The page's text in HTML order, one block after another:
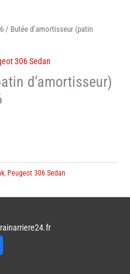
/ Butée d’amortisseur (patin
306 Sedan
d’amortisseur)
, Peugeot 306 Sedan